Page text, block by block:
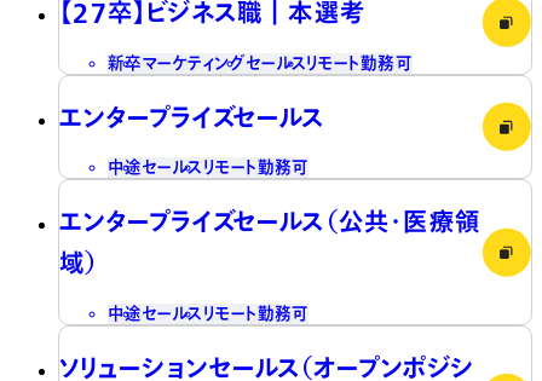
【27卒】ビジネス職┃本選考
新卒マーケティングセールス リモート勤務可
エンタープライズセールス
中途セールス リモート勤務可
エンタープライズセールス（公共・医療領
域）
中途セールス リモート勤務可
ソリューションセールス（オープンポジシ